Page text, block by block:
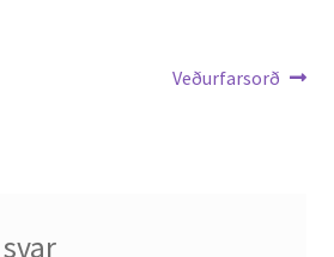
Next
Veðurfarsorð